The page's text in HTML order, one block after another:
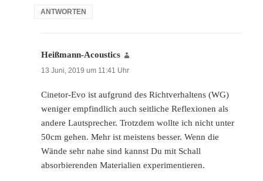
ANTWORTEN
Heißmann-Acoustics
13 Juni, 2019 um 11:41 Uhr
Cinetor-Evo ist aufgrund des Richtverhaltens (WG)
weniger empfindlich auch seitliche Reflexionen als
andere Lautsprecher. Trotzdem wollte ich nicht unter
50cm gehen. Mehr ist meistens besser. Wenn die
Wände sehr nahe sind kannst Du mit Schall
absorbierenden Materialien experimentieren.